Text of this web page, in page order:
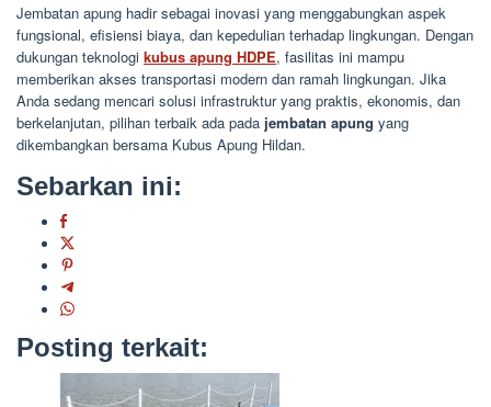
Jembatan apung hadir sebagai inovasi yang menggabungkan aspek
fungsional, efisiensi biaya, dan kepedulian terhadap lingkungan. Dengan
dukungan teknologi kubus apung HDPE, fasilitas ini mampu
memberikan akses transportasi modern dan ramah lingkungan. Jika
Anda sedang mencari solusi infrastruktur yang praktis, ekonomis, dan
berkelanjutan, pilihan terbaik ada pada jembatan apung yang
dikembangkan bersama Kubus Apung Hildan.
Sebarkan ini:
Posting terkait: